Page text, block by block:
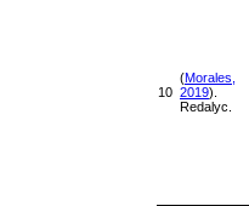
10
(Morales,
2019).
Redalyc.